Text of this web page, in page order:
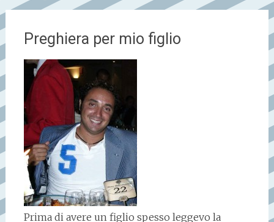
Preghiera per mio figlio
Prima di avere un figlio spesso leggevo la